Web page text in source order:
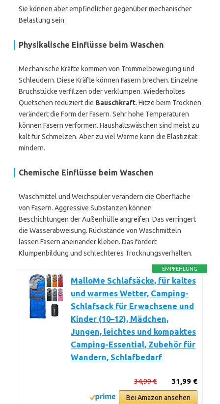
Sie können aber empfindlicher gegenüber mechanischer
Belastung sein.
Physikalische Einflüsse beim Waschen
Mechanische Kräfte kommen von Trommelbewegung und
Schleudern. Diese Kräfte können Fasern brechen. Einzelne
Bruchstücke verfilzen oder verklumpen. Wiederholtes
Quetschen reduziert die Bauschkraft. Hitze beim Trocknen
verändert die Form der Fasern. Sehr hohe Temperaturen
können Fasern verformen. Haushaltswäschen sind meist zu
kalt für Schmelzen. Aber zu viel Wärme kann die Elastizität
mindern.
Chemische Einflüsse beim Waschen
Waschmittel und Weichspüler verändern die Oberfläche
von Fasern. Aggressive Substanzen können
Beschichtungen der Außenhülle angreifen. Das verringert
die Wasserabweisung. Rückstände von Waschmitteln
lassen Fasern aneinander kleben. Das fördert
Klumpenbildung und schlechteres Trocknungsverhalten.
EMPFEHLUNG
MalloMe Schlafsäcke, für kaltes
und warmes Wetter, Camping-
Schlafsack für Erwachsene und
Kinder (10–12), Mädchen,
Jungen, leichtes und kompaktes
Camping-Essential, Zubehör für
Wandern, Schlafbedarf
31,99 €
34,99 €
Bei Amazon ansehen